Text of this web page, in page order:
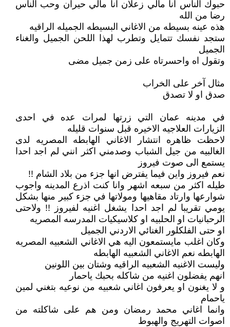
حبوك الناس انا مالي زعلان انا مالي حيران وحب الناس
رضا من الله
هذه عينه بسيطه من الاغاني البسيطه الجميله الراقيه
ستجد نفسك تتمايل وتطرب لهذا اللحن الجميل والغناء
الجميل
وتقول اه واحسرتاه على زمن جميل مضى
مثال آخر على الخراب
صدق او لا تصدق
في مدينه عمان التي زرتها لمرات عده في احدى
الزيارات العلاجيه الاخيره قبل سنوات قليله
لاحظت ظاهره انتشار الاغاني الهابطه المصريه لدى
الغالبيه من جيل الشباب وصدمني اكثر انني لم اجد احدا
يستمع الى صوت فيروز
نعم فيروز واين فيما يفترض انها جزء من بلاد الشام !!
طيله اكثر من سبعه اشهر وانا كنت اذرع المدينه واجوب
شوارعها وارتاد مقاهيها ومولاتها في جزء كبير منها بشكل
يومي تقريبا لم اجد احدا يشغل اغنيه لفيروز !! ولاحتى
الرحبانيات او الحلبيه او كلاسيكيات المدرسه المصريه
او حتى الفلكلور الغنائي الاردني الجميل
وكان اغلب مايستمعون اليه هي الاغاني الشعبيه المصريه
الهابطه نعم الاغاني الشعبيه الهابطه
وليست الاغنيه الشعبيه الراقيه وشتان بين اللونين
انهم يفضلون اغنيه من شاكله بحبك ياحمار
و لا يغنون او يعرفون اغاني شعبيه من نوعيه بتغني لمين
ياحمام
وانما اغاني محمد رمضان ومن هم على شاكلته من
اصوات التهريج والهبوط